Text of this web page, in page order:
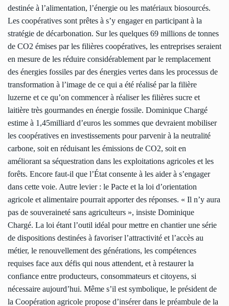
destinée à l’alimentation, l’énergie ou les matériaux biosourcés.
Les coopératives sont prêtes à s’y engager en participant à la
stratégie de décarbonation. Sur les quelques 69 millions de tonnes
de CO2 émises par les filières coopératives, les entreprises seraient
en mesure de les réduire considérablement par le remplacement
des énergies fossiles par des énergies vertes dans les processus de
transformation à l’image de ce qui a été réalisé par la filière
luzerne et ce qu’on commencer à réaliser les filières sucre et
laitière très gourmandes en énergie fossile. Dominique Chargé
estime à 1,45milliard d’euros les sommes que devraient mobiliser
les coopératives en investissements pour parvenir à la neutralité
carbone, soit en réduisant les émissions de CO2, soit en
améliorant sa séquestration dans les exploitations agricoles et les
forêts. Encore faut-il que l’État consente à les aider à s’engager
dans cette voie. Autre levier : le Pacte et la loi d’orientation
agricole et alimentaire pourrait apporter des réponses. « Il n’y aura
pas de souveraineté sans agriculteurs », insiste Dominique
Chargé. La loi étant l’outil idéal pour mettre en chantier une série
de dispositions destinées à favoriser l’attractivité et l’accès au
métier, le renouvellement des générations, les compétences
requises face aux défis qui nous attendent, et à restaurer la
confiance entre producteurs, consommateurs et citoyens, si
nécessaire aujourd’hui. Même s’il est symbolique, le président de
la Coopération agricole propose d’insérer dans le préambule de la